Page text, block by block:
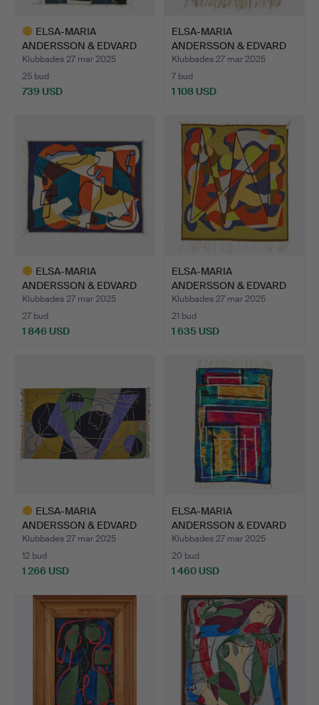
ELSA-MARIA
ANDERSSON & EDVARD
ANDERSSON. A…
Klubbades 27 mar 2025
25 bud
739 USD
ELSA-MARIA
ANDERSSON & EDVARD
ANDERSSON. A…
Klubbades 27 mar 2025
7 bud
1 108 USD
ELSA-MARIA
ANDERSSON & EDVARD
ANDERSSON. "…
Klubbades 27 mar 2025
27 bud
1 846 USD
ELSA-MARIA
ANDERSSON & EDVARD
ANDERSSON. A…
Klubbades 27 mar 2025
21 bud
1 635 USD
ELSA-MARIA
ANDERSSON & EDVARD
ANDERSSON. A…
Klubbades 27 mar 2025
12 bud
1 266 USD
föremål
ELSA-MARIA
ANDERSSON & EDVARD
ANDERSSON. A…
Klubbades 27 mar 2025
20 bud
1 460 USD